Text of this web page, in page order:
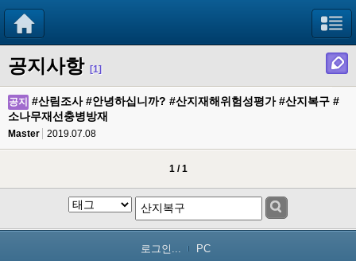
공지사항 [1]
공지
#산림조사 #안녕하십니까? #산지재해위험성평가 #산지복구 #
소나무재선충병방재
Master 2019.07.08
1 / 1
로그인... PC